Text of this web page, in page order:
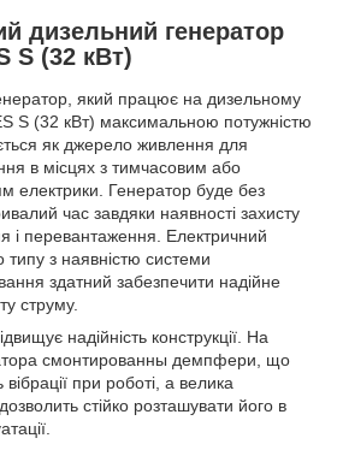
дизельний генератор
S (32 кВт)
який працює на дизельному
S (32 кВт) максимальною потужністю
як джерело живлення для
в місцях з тимчасовим або
електрики. Генератор буде без
час завдяки наявності захисту
і перевантаження. Електричний
типу з наявністю системи
здатний забезпечити надійне
струму.
надійність конструкції. На
смонтированны демпфери, що
вібрації при роботі, а велика
стійко розташувати його в